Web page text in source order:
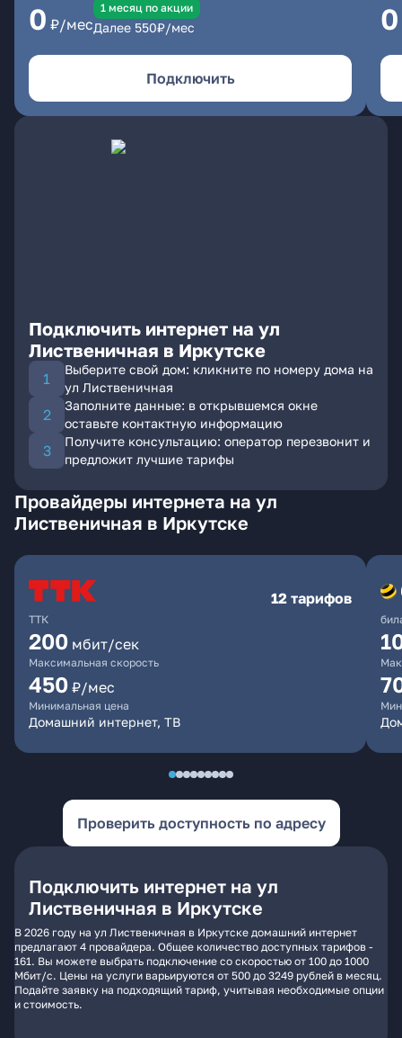
0 ₽/мес
1 месяц по акции
Далее 550₽/мес
Подключить
0
Подключить интернет на ул
Лиственичная в Иркутске
Выберите свой дом: кликните по номеру дома на
ул Лиственичная
Заполните данные: в открывшемся окне
оставьте контактную информацию
Получите консультацию: оператор перезвонит и
предложит лучшие тарифы
Провайдеры интернета на ул
Лиственичная в Иркутске
ТТК
12 тарифов
200 мбит/сек
Максимальная скорость
450 ₽/мес
Минимальная цена
Домашний интернет, ТВ
Проверить доступность по адресу
Подключить интернет на ул
Лиственичная в Иркутске
В 2026 году на ул Лиственичная в Иркутске домашний интернет
предлагают 4 провайдера. Общее количество доступных тарифов -
161. Вы можете выбрать подключение со скоростью от 100 до 1000
Мбит/с. Цены на услуги варьируются от 500 до 3249 рублей в месяц.
Подайте заявку на подходящий тариф, учитывая необходимые опции
и стоимость.